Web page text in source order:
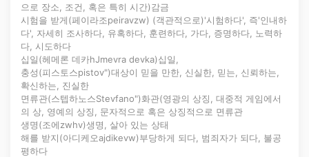
으로 장소, 조건, 혹은 특히 시간)감금
시험을 받게(페이라조peiravzw) (객관적으로)'시험하다', 즉'인내하
다', 자세히 조사하다, 유혹하다, 훈련하다, 가다, 증명하다, 노력하
다, 시도하다
십일(헤메론 데카hJmevra devka)십일,
충성(피스토스pistov")대상이 믿을 만한, 신실한, 믿는, 신뢰하는,
확신하는, 진실한
면류관(스텝하노스Stevfano")화관(영광의 상징, 대중적 게임에서
의 상, 영예의 상징, 문자적으로 혹은 상징적으로 면류관
생명(조에zwhv)생명, 살아 있는 상태
해를 받지(아디케오ajdikevw)부당하게 되다, 범죄자가 되다, 불공
평하다